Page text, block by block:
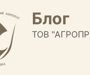
Блог
ТОВ